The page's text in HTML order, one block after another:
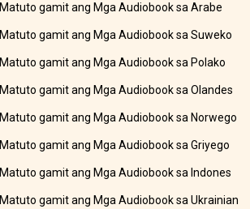
Matuto gamit ang Mga Audiobook sa Arabe
Matuto gamit ang Mga Audiobook sa Suweko
Matuto gamit ang Mga Audiobook sa Polako
Matuto gamit ang Mga Audiobook sa Olandes
Matuto gamit ang Mga Audiobook sa Norwego
Matuto gamit ang Mga Audiobook sa Griyego
Matuto gamit ang Mga Audiobook sa Indones
Matuto gamit ang Mga Audiobook sa Ukrainian